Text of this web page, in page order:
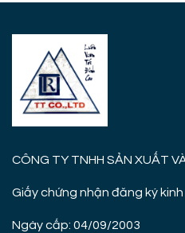
CÔNG TY TNHH SẢN XUẤT
Giấy chứng nhận đăng ký
Ngày cấp: 04/09/2003